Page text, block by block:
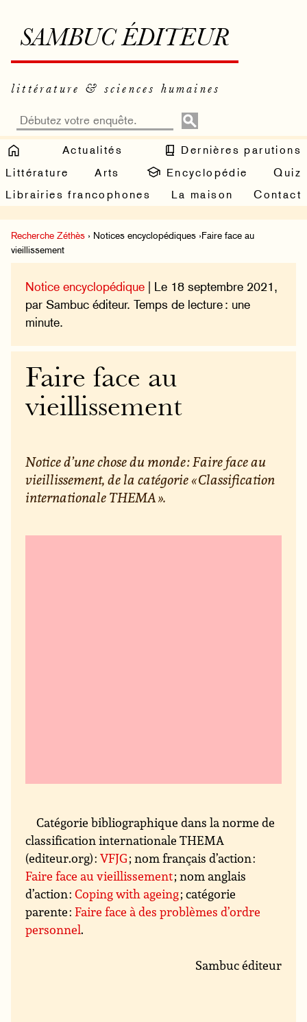
SAMBUC ÉDITEUR
littérature & sciences humaines
Actualités
Dernières parutions
Littérature
Arts Encyclopédie
Quiz
Librairies francophones
La maison Contact
Recherche Zéthès › Notices encyclopédiques ›Faire face au
vieillissement
Notice encyclopédique | Le 18 septembre 2021,
par Sambuc éditeur. Temps de lecture : une
minute.
Faire face au
vieillissement
Notice d’une chose du monde : Faire face au
vieillissement, de la catégorie « Classification
internationale THEMA ».
Catégorie bibliographique dans la norme de
classification internationale THEMA
(editeur.org) :VFJG; nom français d’action :
Faire face au vieillissement; nom anglais
d’action :Coping with ageing; catégorie
parente :Faire face à des problèmes d’ordre
personnel.
Sambuc éditeur